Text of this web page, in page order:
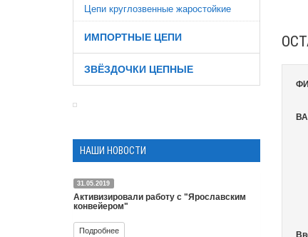
Цепи круглозвенные жаростойкие
ИМПОРТНЫЕ ЦЕПИ
ЗВЁЗДОЧКИ ЦЕПНЫЕ
НАШИ НОВОСТИ
31.05.2019
Активизировали работу с "Ярославским
конвейером"
Подробнее